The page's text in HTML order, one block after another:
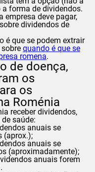
forma de dividendos.
empresa deve pagar,
dividendos de
é que se podem extrair
quando é que se
romena.
de doença,
os
os
Roménia
receber dividendos,
saúde:
anuais se
(aprox.);
anuais se
(aproximadamente);
anuais forem